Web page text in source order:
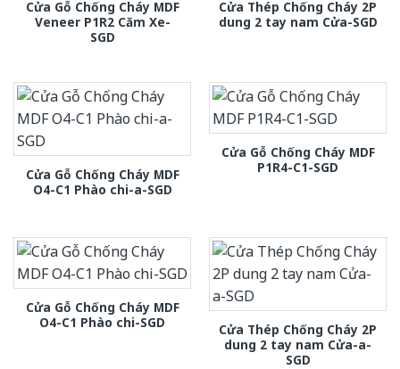
Cửa Gỗ Chống Cháy MDF
Veneer P1R2 Căm Xe-
SGD
Cửa Thép Chống Cháy 2P
dung 2 tay nam Cửa-SGD
Cửa Gỗ Chống Cháy MDF
O4-C1 Phào chi-a-SGD
Cửa Gỗ Chống Cháy MDF
P1R4-C1-SGD
Cửa Gỗ Chống Cháy MDF
O4-C1 Phào chi-SGD
Cửa Thép Chống Cháy 2P
dung 2 tay nam Cửa-a-
SGD